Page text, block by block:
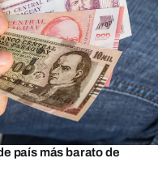
país más barato de